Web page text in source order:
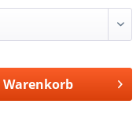
Warenkorb